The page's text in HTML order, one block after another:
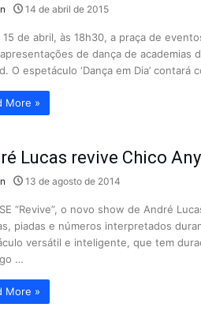
14 de abril de 2015
15 de abril, às 18h30, a praça de
de dança de academias
O espetáculo ‘Dança em Dia’
More »
Lucas revive Chico
13 de agosto de 2014
“Revive”, o novo show de André
piadas e números interpretados
versátil e inteligente, que tem
…
More »